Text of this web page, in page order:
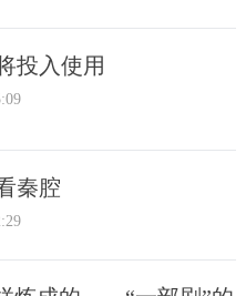
投入使用
秦腔